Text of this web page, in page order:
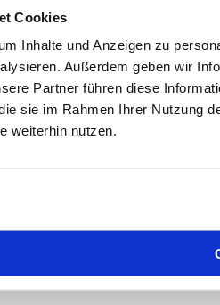
Cookies
Inhalte und Anzeigen zu
Außerdem geben wir
Partner führen diese
sie im Rahmen Ihrer Nutzung
weiterhin nutzen.